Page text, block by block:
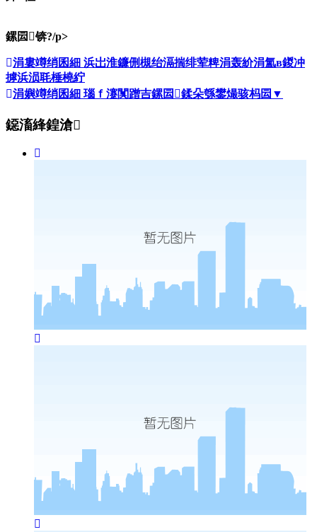
鏍囩锛?/p>
涓婁竴绡囷細 浜岀淮鐮侀槻绐滆揣绯荤粺涓轰紒涓氳в鍐冲
摢浜涢毦棰橈紵
涓嬩竴绡囷細 瑙ｆ瀽闃蹭吉鏍囩鍒朵綔鐢熶骇杩囩▼
鐚滀綘鍠滄